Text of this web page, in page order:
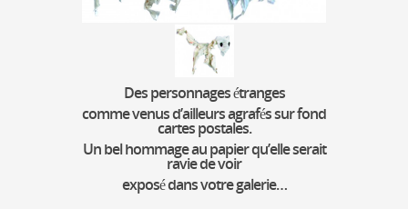
Des personnages étranges
comme venus d’ailleurs agrafés sur fond
cartes postales.
Un bel hommage au papier qu’elle serait
ravie de voir
exposé dans votre galerie…